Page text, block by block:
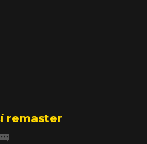
remaster